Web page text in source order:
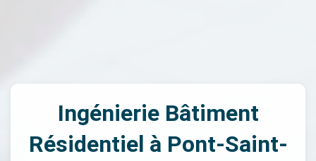
Ingénierie Bâtiment
Résidentiel à Pont-Saint-